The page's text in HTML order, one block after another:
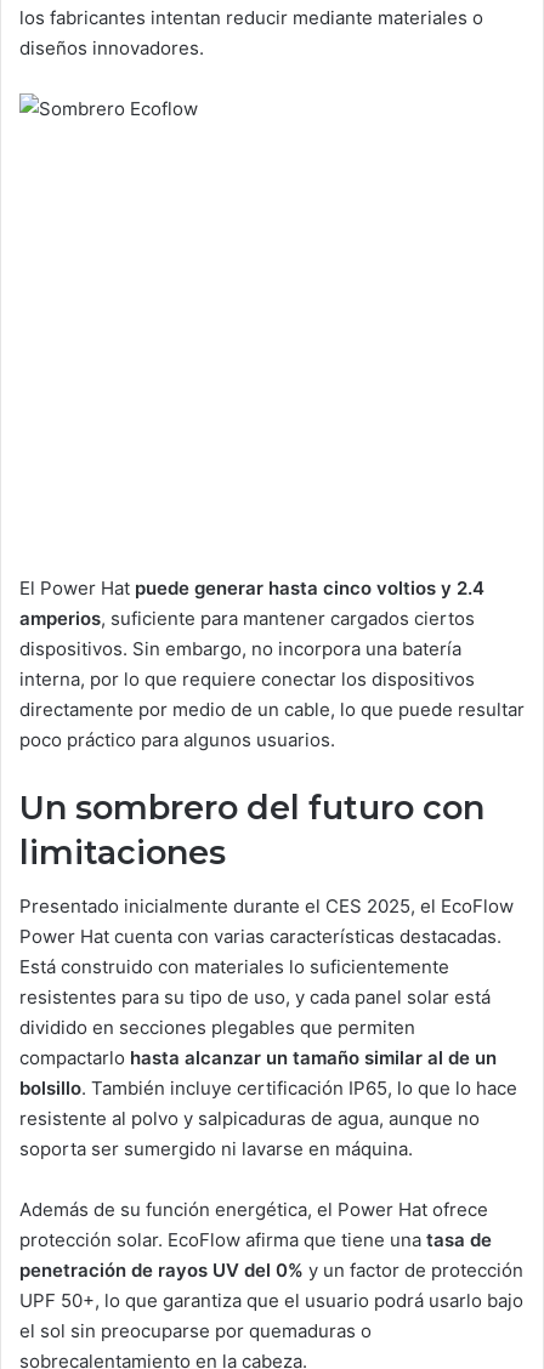
los fabricantes intentan reducir mediante materiales o
diseños innovadores.
El Power Hat puede generar hasta cinco voltios y 2.4
amperios, suficiente para mantener cargados ciertos
dispositivos. Sin embargo, no incorpora una batería
interna, por lo que requiere conectar los dispositivos
directamente por medio de un cable, lo que puede resultar
poco práctico para algunos usuarios.
Un sombrero del futuro con
limitaciones
Presentado inicialmente durante el CES 2025, el EcoFlow
Power Hat cuenta con varias características destacadas.
Está construido con materiales lo suficientemente
resistentes para su tipo de uso, y cada panel solar está
dividido en secciones plegables que permiten
compactarlo hasta alcanzar un tamaño similar al de un
bolsillo. También incluye certificación IP65, lo que lo hace
resistente al polvo y salpicaduras de agua, aunque no
soporta ser sumergido ni lavarse en máquina.
Además de su función energética, el Power Hat ofrece
protección solar. EcoFlow afirma que tiene una tasa de
penetración de rayos UV del 0% y un factor de protección
UPF 50+, lo que garantiza que el usuario podrá usarlo bajo
el sol sin preocuparse por quemaduras o
sobrecalentamiento en la cabeza.